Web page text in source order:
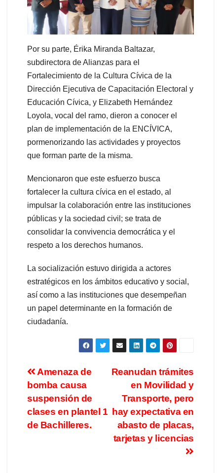
Por su parte, Érika Miranda Baltazar,
subdirectora de Alianzas para el
Fortalecimiento de la Cultura Cívica de la
Dirección Ejecutiva de Capacitación Electoral y
Educación Cívica, y Elizabeth Hernández
Loyola, vocal del ramo, dieron a conocer el
plan de implementación de la ENCÍVICA,
pormenorizando las actividades y proyectos
que forman parte de la misma.
Mencionaron que este esfuerzo busca
fortalecer la cultura cívica en el estado, al
impulsar la colaboración entre las instituciones
públicas y la sociedad civil; se trata de
consolidar la convivencia democrática y el
respeto a los derechos humanos.
La socialización estuvo dirigida a actores
estratégicos en los ámbitos educativo y social,
así como a las instituciones que desempeñan
un papel determinante en la formación de
ciudadanía.
Reanudan trámites
en Movilidad y
Transporte, pero
hay expectativa en
abasto de placas,
tarjetas y licencias
Amenaza de
bomba causa
suspensión de
clases en plantel 1
de Bachilleres.